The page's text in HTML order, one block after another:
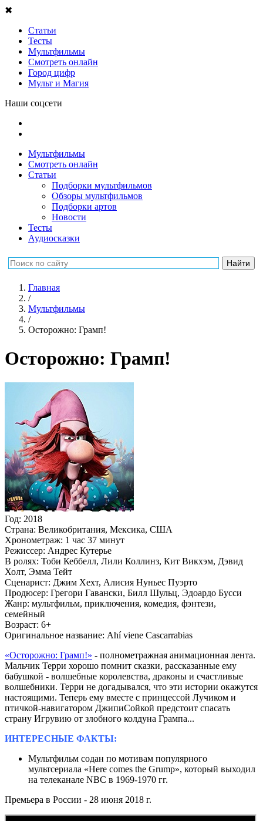
✖
Статьи
Тесты
Мультфильмы
Смотреть онлайн
Город цифр
Мульт и Магия
Наши соцсети
Мультфильмы
Смотреть онлайн
Статьи
Подборки мультфильмов
Обзоры мультфильмов
Подборки артов
Новости
Тесты
Аудиосказки
Главная
/
Мультфильмы
/
Осторожно: Грамп!
Осторожно: Грамп!
Год: 2018
Страна: Великобритания, Мексика, США
Хронометраж: 1 час 37 минут
Режиссер: Андрес Кутерье
В ролях: Тоби Кеббелл, Лили Коллинз, Кит Викхэм, Дэвид
Холт, Эмма Тейт
Сценарист: Джим Хехт, Алисия Нуньес Пуэрто
Продюсер: Грегори Гавански, Билл Шульц, Эдоардо Бусси
Жанр: мультфильм, приключения, комедия, фэнтези,
семейный
Возраст: 6+
Оригинальное название: Ahí viene Cascarrabias
«Осторожно: Грамп!» - полнометражная анимационная лента.
Мальчик Терри хорошо помнит сказки, рассказанные ему
бабушкой - волшебные королевства, драконы и счастливые
волшебники. Терри не догадывался, что эти истории окажутся
настоящими. Теперь ему вместе с принцессой Лучиком и
птичкой-навигатором ДжипиСойкой предстоит спасать
страну Игрувию от злобного колдуна Грампа...
ИНТЕРЕСНЫЕ ФАКТЫ:
Мультфильм содан по мотивам популярного
мультсериала «Here comes the Grump», который выходил
на телеканале NBC в 1969-1970 гг.
Премьера в России - 28 июня 2018 г.